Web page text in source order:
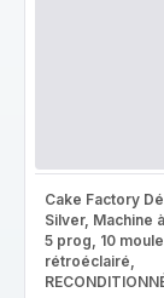
Cake Factory
Silver, Machine
5 prog, 10
rétroéclairé,